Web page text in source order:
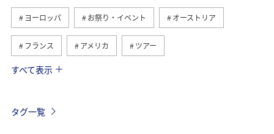
ヨーロッパ お祭り・イベント オーストリア
フランス アメリカ ツアー
旅ナカ
すべて表示
タグ一覧